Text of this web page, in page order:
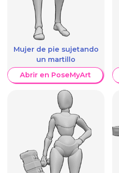
Mujer de pie sujetando
un martillo
Abrir en PoseMyArt